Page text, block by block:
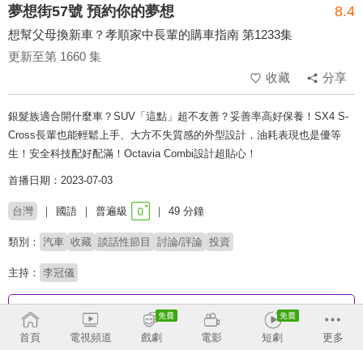
夢想街57號 預約你的夢想 8.4
想幫父母換新車？孝順家中長輩的購車指南 第1233集
更新至第 1660 集
收藏
分享
銀髮族適合開什麼車？SUV「這點」超不友善？妥善率高好保養！SX4 S-
Cross長輩也能輕鬆上手、大方不失質感的外型設計，油耗表現也是優等
生！安全科技配好配滿！Octavia Combi設計超貼心！
首播日期：2023-07-03
台灣 國語 普遍級 49 分鐘
類別： 汽車 收藏 談話性節目 討論/評論 投資
主持： 李冠儀
收回
首頁 電視頻道 戲劇 電影 短劇 更多